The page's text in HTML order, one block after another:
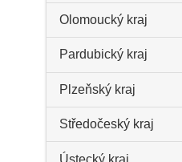
Olomoucký kraj
Pardubický kraj
Plzeňský kraj
Středočeský kraj
Ústecký kraj